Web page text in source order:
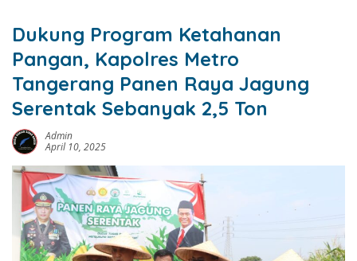
Dukung Program Ketahanan
Pangan, Kapolres Metro
Tangerang Panen Raya Jagung
Serentak Sebanyak 2,5 Ton
Admin
April 10, 2025